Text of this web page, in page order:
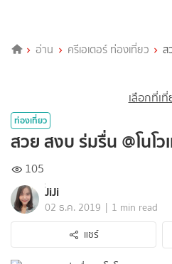
อ่าน ครีเอเตอร์ ท่องเที่ยว
ส
เลือกที่เที่
ท่องเที่ยว
สวย สงบ ร่มรื่น @โนโว
105
๋๋JiJi
02 ธ.ค. 2019 | 1 min read
แชร์